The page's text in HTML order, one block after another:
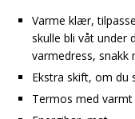
Varme klær,
skulle bli våt under
varmedress, snakk
Ekstra skift, om du
Termos med varmt